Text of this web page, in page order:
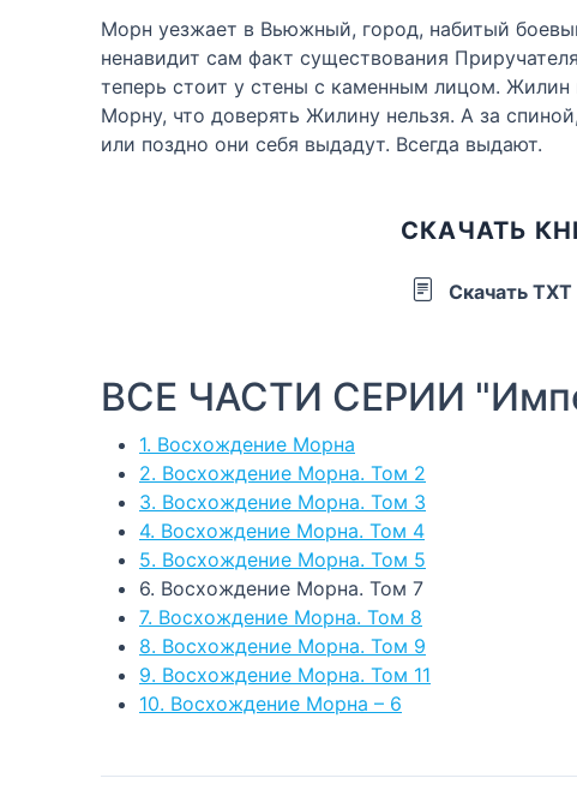
Морн уезжает в Вьюжный, город, набитый
ненавидит сам факт существования
теперь стоит у стены с каменным лицом. Жилин
Морну, что доверять Жилину нельзя. А за
или поздно они себя выдадут. Всегда выдают.
СКАЧАТЬ
Скачать TXT
ВСЕ ЧАСТИ СЕРИИ
1. Восхождение Морна
2. Восхождение Морна. Том 2
3. Восхождение Морна. Том 3
4. Восхождение Морна. Том 4
5. Восхождение Морна. Том 5
6. Восхождение Морна. Том 7
7. Восхождение Морна. Том 8
8. Восхождение Морна. Том 9
9. Восхождение Морна. Том 11
10. Восхождение Морна – 6